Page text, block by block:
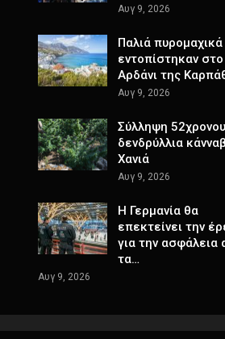
Αυγ 9, 2026
Παλιά πυρομαχικά
εντοπίστηκαν στο
Αρδάνι της
Αυγ 9, 2026
Σύλληψη
δενδρύλλια
Χανιά
Αυγ 9, 2026
Η Γερμανία θα
επεκτείνει την
για την ασφάλεια
τα…
Αυγ 9, 2026